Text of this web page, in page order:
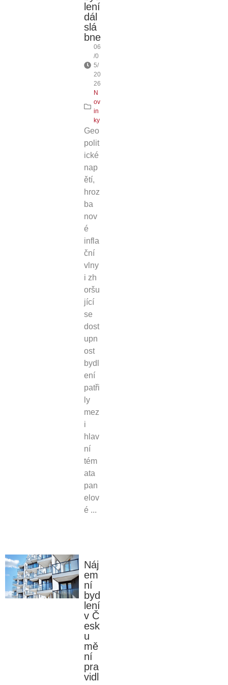
lení
dál
slá
bne
06
/0
5/
20
26
N
ov
in
ky
Geo
polit
ické
nap
ětí,
hroz
ba
nov
é
infla
ční
vlny
i zh
oršu
jící
se
dost
upn
ost
bydl
ení
patři
ly
mez
i
hlav
ní
tém
ata
pan
elov
é ...
Náj
em
ní
byd
lení
v Č
esk
u
mě
ní
pra
vidl